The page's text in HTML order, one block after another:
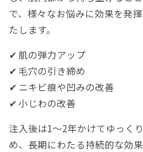
で、様々なお悩みに効果を発
たします。
✔ 肌の弾力アップ
✔ 毛穴の引き締め
✔ ニキビ痕や凹みの改善
✔ 小じわの改善
注入後は1〜2年かけてゆっく
め、長期にわたる持続的な効果